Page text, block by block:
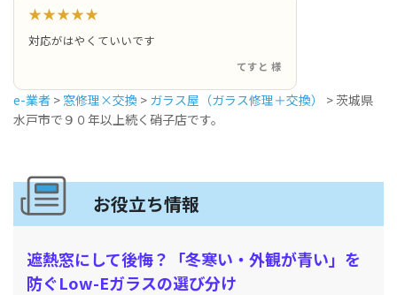
★★★★★
対応がはやくていいです
てすと 様
e-業者 > 窓修理×交換 > ガラス屋（ガラス修理＋交換） > 茨城県
水戸市で９０年以上続く硝子店です。
お役立ち情報
遮熱窓にして後悔？「冬寒い・外観が青い」を
防ぐLow-Eガラスの選び分け